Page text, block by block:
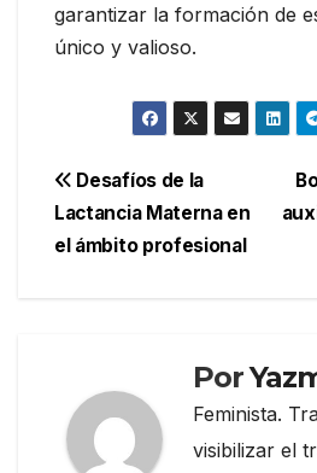
garantizar la formación de
único y valioso.
Navegación
de
Desafíos de la
Lactancia Materna en
el ámbito profesional
Por
Feminista.
visibilizar el